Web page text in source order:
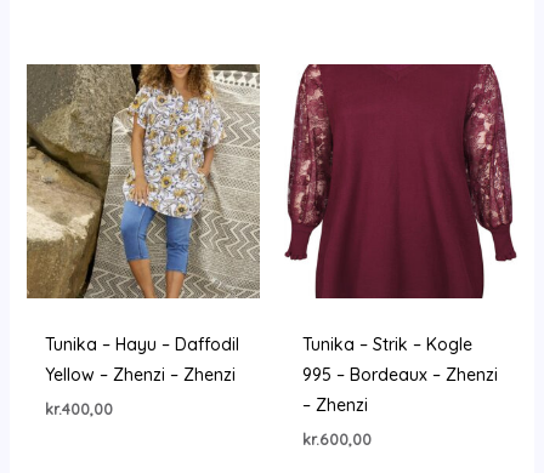
Tunika – Hayu – Daffodil
Yellow – Zhenzi – Zhenzi
kr.400,00
Tunika – Strik – Kogle
995 – Bordeaux – Zhenzi
– Zhenzi
kr.600,00